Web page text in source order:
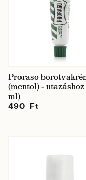
Proraso
(mentol) -
ml)
490 Ft